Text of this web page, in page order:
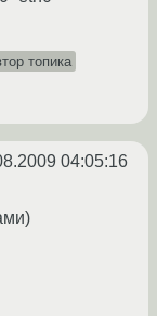
топика
04:05:16